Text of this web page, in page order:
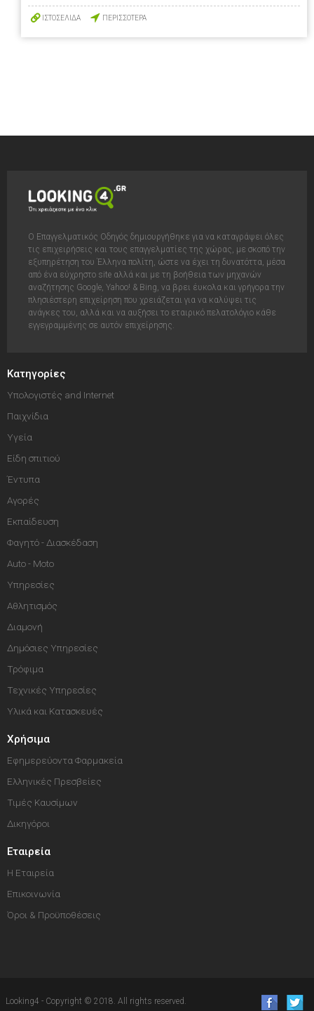
ΙΣΤΟΣΕΛΙΔΑ ΠΕΡΙΣΣΟΤΕΡΑ
Ο Επαγγελματικός Οδηγός δημιουργήθηκε για να καταγράψει όλες
τις επιχειρήσεις και τους επαγγελματίες της χώρας, με σκοπό την
εξυπηρέτηση του Έλληνα πολίτη, ώστε να έχει τη δυνατόττα, μέσα
από ένα εύχρηστο site αλλά και με τη βοήθεια των μηχανών
αναζήτησης Google, Yahoo! & Bing, να βρει έυκολα και γρήγορα την
πλησιέστερη επιχείρηση που χρειάζεται για να καλύψει τις
ανάγκες του, αλλά και να αυξήσει το εταιρικό πελατολόγιο κάθε
εγγεγραμμένης σε αυτόν επιχείρησης.
Κατηγορίες
Υπολογιστές and Internet
Παιχνίδια
Υγεία
Είδη σπιτιού
Έντυπα
Αγορές
Εκπαίδευση
Φαγητό - Διασκέδαση
Auto - Moto
Υπηρεσίες
Αθλητισμός
Διαμονή
Δημόσιες Υπηρεσίες
Τρόφιμα
Τεχνικές Υπηρεσίες
Υλικά και Κατασκευές
Χρήσιμα
Εφημερεύοντα Φαρμακεία
Ελληνικές Πρεσβείες
Τιμές Καυσίμων
Δικηγόροι
Εταιρεία
Η Εταιρεία
Επικοινωνία
Όροι & Προϋποθέσεις
Looking4 - Copyright © 2018. All rights reserved.